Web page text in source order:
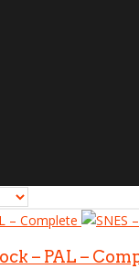
– PAL –